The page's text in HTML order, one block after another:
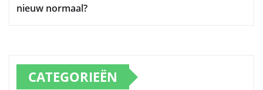
nieuw normaal?
CATEGORIEËN